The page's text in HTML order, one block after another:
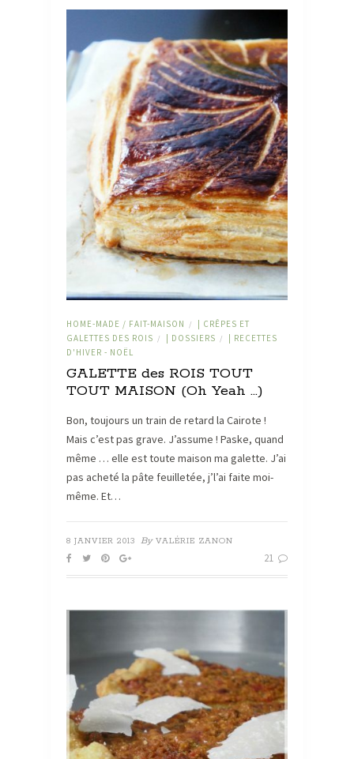
HOME-MADE / FAIT-MAISON /
| CRÊPES ET
GALETTES DES ROIS / | DOSSIERS /
| RECETTES
D'HIVER - NOËL
GALETTE des ROIS TOUT
TOUT MAISON (Oh Yeah …)
Bon, toujours un train de retard la Cairote !
Mais c’est pas grave. J’assume ! Paske, quand
même … elle est toute maison ma galette. J’ai
pas acheté la pâte feuilletée, j’l’ai faite moi-
même. Et…
8 JANVIER 2013 By VALÉRIE ZANON
21